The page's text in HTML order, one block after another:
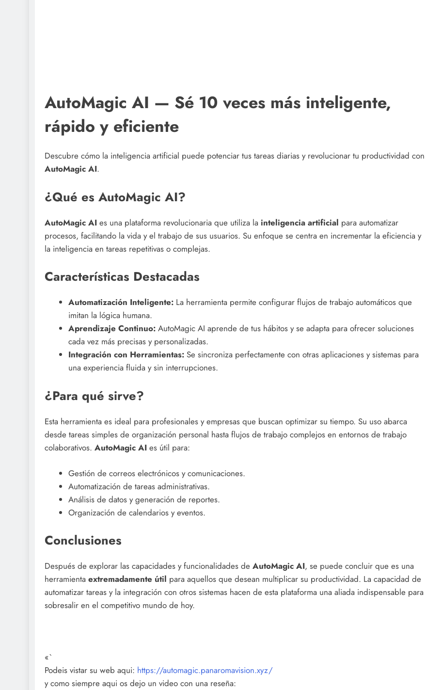
AutoMagic AI — Sé 10 veces más inteligente,
rápido y eficiente
Descubre cómo la inteligencia artificial puede potenciar tus tareas diarias y revolucionar tu productividad con
AutoMagic AI.
¿Qué es AutoMagic AI?
AutoMagic AI es una plataforma revolucionaria que utiliza la inteligencia artificial para automatizar
procesos, facilitando la vida y el trabajo de sus usuarios. Su enfoque se centra en incrementar la eficiencia y
la inteligencia en tareas repetitivas o complejas.
Características Destacadas
Automatización Inteligente:La herramienta permite configurar flujos de trabajo automáticos que
imitan la lógica humana.
Aprendizaje Continuo:AutoMagic AI aprende de tus hábitos y se adapta para ofrecer soluciones
cada vez más precisas y personalizadas.
Integración con Herramientas:Se sincroniza perfectamente con otras aplicaciones y sistemas para
una experiencia fluida y sin interrupciones.
¿Para qué sirve?
Esta herramienta es ideal para profesionales y empresas que buscan optimizar su tiempo. Su uso abarca
desde tareas simples de organización personal hasta flujos de trabajo complejos en entornos de trabajo
colaborativos. AutoMagic AI es útil para:
Gestión de correos electrónicos y comunicaciones.
Automatización de tareas administrativas.
Análisis de datos y generación de reportes.
Organización de calendarios y eventos.
Conclusiones
Después de explorar las capacidades y funcionalidades de AutoMagic AI, se puede concluir que es una
herramienta extremadamente útil para aquellos que desean multiplicar su productividad. La capacidad de
automatizar tareas y la integración con otros sistemas hacen de esta plataforma una aliada indispensable para
sobresalir en el competitivo mundo de hoy.
«`
Podeis vistar su web aqui: https://automagic.panaromavision.xyz/
y como siempre aqui os dejo un video con una reseña: